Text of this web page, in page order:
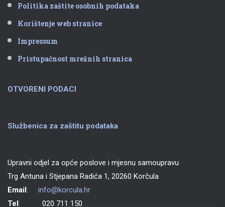
Politika zaštite osobnih podataka
Korištenje web stranice
Impressum
Pristupačnost mrežnih stranica
OTVORENI PODACI
Službenica za zaštitu podataka
Upravni odjel za opće poslove i mjesnu samoupravu
Trg Antuna i Stjepana Radića 1, 20260 Korčula
Email: info@korcula.hr
Tel: 020 711 150